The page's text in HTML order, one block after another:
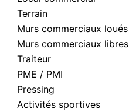
Terrain
Murs commerciaux loués
Murs commerciaux libres
Traiteur
PME / PMI
Pressing
Activités sportives